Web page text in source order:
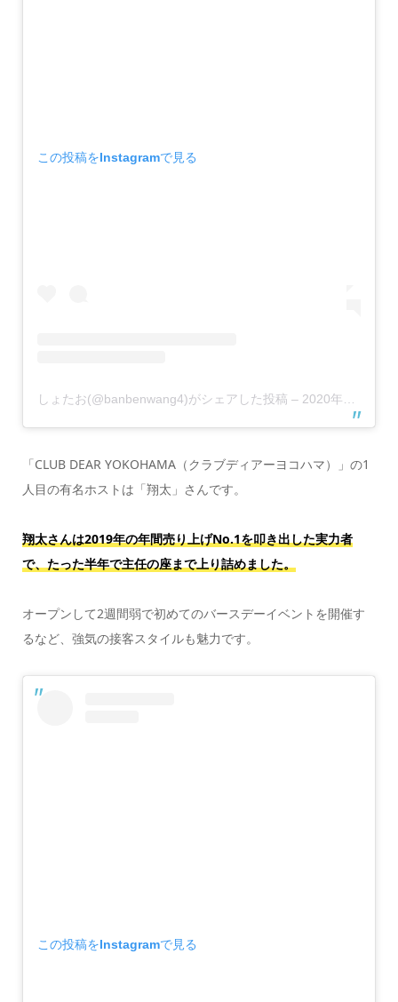
この投稿をInstagramで見る
しょたお(@banbenwang4)がシェアした投稿 – 2020年10月月9日午前7時46分PDT
「CLUB DEAR YOKOHAMA（クラブディアーヨコハマ）」の1
人目の有名ホストは「翔太」さんです。
翔太さんは2019年の年間売り上げNo.1を叩き出した実力者
で、たった半年で主任の座まで上り詰めました。
オープンして2週間弱で初めてのバースデーイベントを開催す
るなど、強気の接客スタイルも魅力です。
この投稿をInstagramで見る